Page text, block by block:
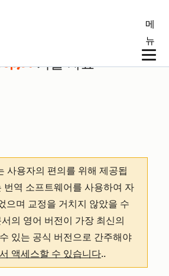
메
뉴
기술 자료
사용자의 편의를 위해 제공됩
번역 소프트웨어를 사용하여 자
으며 교정을 거치지 않았을 수
의 영어 버전이 가장 최신의
있는 공식 버전으로 간주해야
액세스할 수 있습니다..